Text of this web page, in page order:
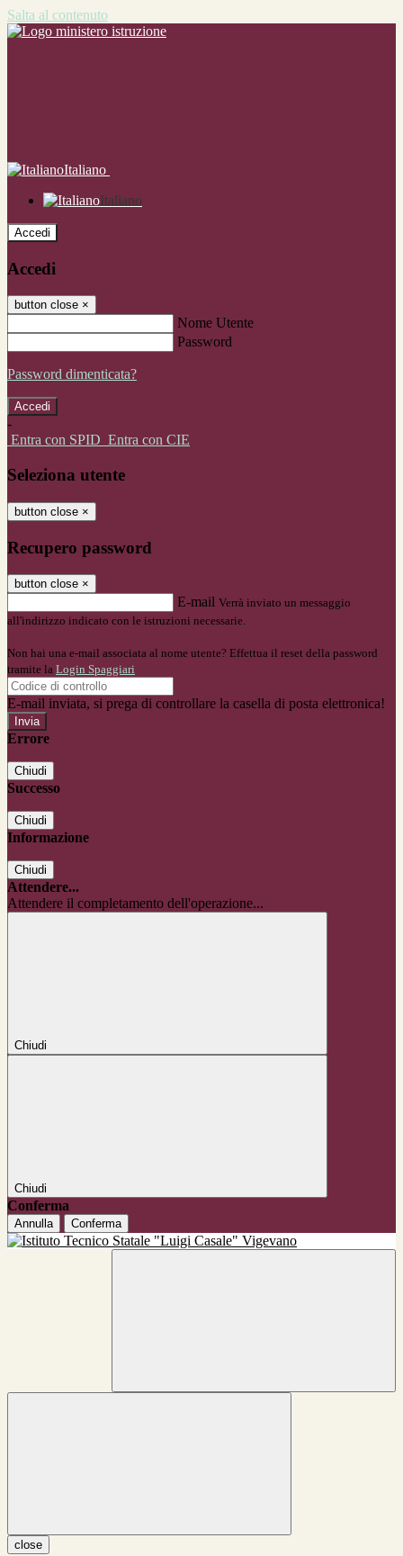
Salta al contenuto
Italiano
Italiano
Accedi
Accedi
button close ×
Nome Utente
Password
Password dimenticata?
-
Entra con SPID Entra con CIE
Seleziona utente
button close ×
Recupero password
button close ×
E-mail Verrà inviato un messaggio
all'indirizzo indicato con le istruzioni necessarie.
Non hai una e-mail associata al nome utente? Effettua il reset della password
tramite la Login Spaggiari
E-mail inviata, si prega di controllare la casella di posta elettronica!
Errore
Chiudi
Successo
Chiudi
Informazione
Chiudi
Attendere...
Attendere il completamento dell'operazione...
Chiudi
Chiudi
Conferma
Annulla Conferma
close